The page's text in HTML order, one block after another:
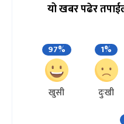
यो खबर पढेर
97%
खुसी
1%
दुःखी